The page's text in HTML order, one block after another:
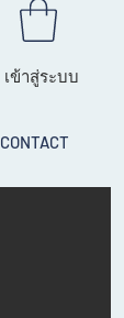
เข้าสู่ระบบ
CONTACT